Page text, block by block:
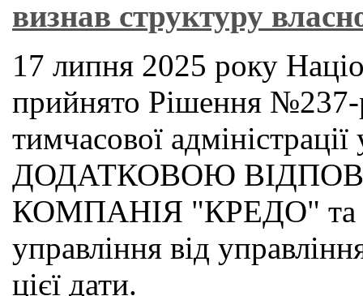
визнав структуру
17 липня 2025 року
прийнято Рішення
тимчасової
ДОДАТКОВОЮ
КОМПАНІЯ "КРЕДО" та
управління від
цієї дати.